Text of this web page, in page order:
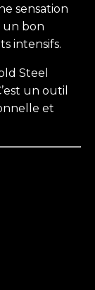
sensation
un bon
intensifs.
Steel
un outil
et